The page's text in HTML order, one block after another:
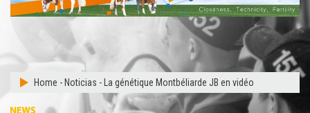
Home - Noticias - La génétique Montbéliarde JB en vidéo